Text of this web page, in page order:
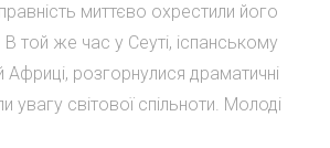
миттєво охрестили його
той же час у Сеуті, іспанському
Африці, розгорнулися драматичні
увагу світової спільноти. Молоді